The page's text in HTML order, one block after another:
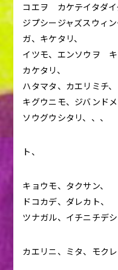
コエヲ カケテイタダイ
ジプシージャズスウィ
ガ、キケタリ、
イツモ、エンソウヲ キ
カケタリ、
ハタマタ、カエリミチ、
キグウニモ、ジバンドメ
ソウグウシタリ、、、
ト、
キョウモ、タクサン、
ドコカデ、ダレカト、
ツナガル、イチニチデシ
カエリニ、ミタ、モクレ